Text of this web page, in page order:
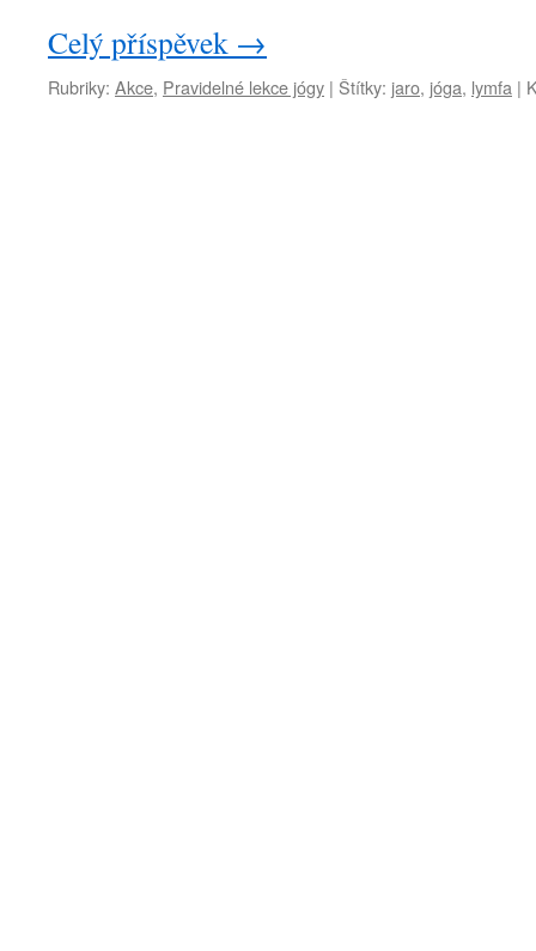
Celý příspěvek →
Rubriky: Akce, Pravidelné lekce jógy | Štítky: jaro, jóga, lymfa |